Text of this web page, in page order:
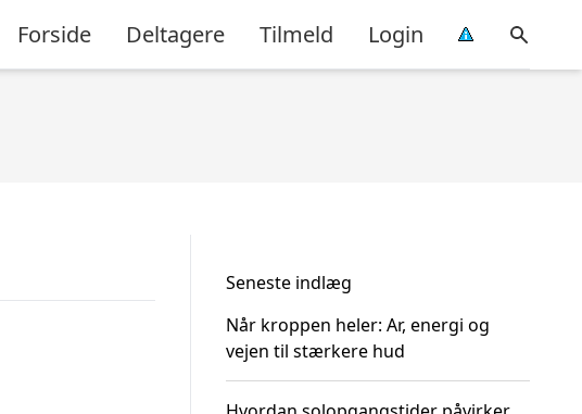
Forside Deltagere Tilmeld Login
Seneste indlæg
Når kroppen heler: Ar, energi og
vejen til stærkere hud